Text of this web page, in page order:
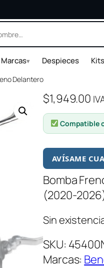
Marcas▾ Despieces
Delantero
$1,949.00
Compatible
AVÍSAME
Bomba
(2020-
Sin
SKU:
Marcas: